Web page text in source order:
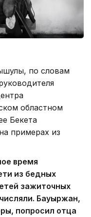
по словам
областном
Бекета
примерах из
время
из бедных
зажиточных
Бауыржан,
попросил отца